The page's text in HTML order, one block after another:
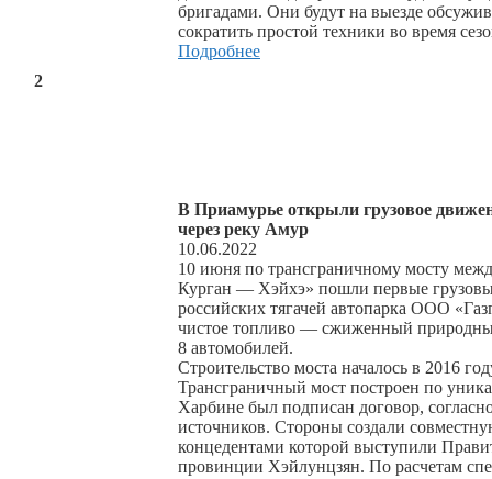
бригадами. Они будут на выезде
сократить простой техники во время
Подробнее
2
В Приамурье открыли грузовое
через реку Амур
10.06.2022
10 июня по трансграничному мосту
Курган — Хэйхэ» пошли первые
российских тягачей автопарка ООО
чистое топливо — сжиженный
8 автомобилей.
Строительство моста началось в 2016
Трансграничный мост построен по
Харбине был подписан договор,
источников. Стороны создали
концедентами которой выступили
провинции Хэйлунцзян. По расчетам